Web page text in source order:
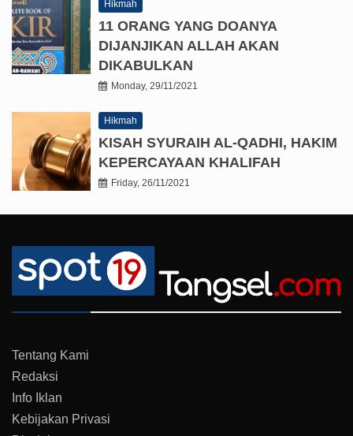
Hikmah
11 ORANG YANG DOANYA
DIJANJIKAN ALLAH AKAN
DIKABULKAN
Monday, 29/11/2021
Hikmah
KISAH SYURAIH AL-QADHI, HAKIM
KEPERCAYAAN KHALIFAH
Friday, 26/11/2021
Tentang Kami
Redaksi
Info Iklan
Kebijakan Privasi